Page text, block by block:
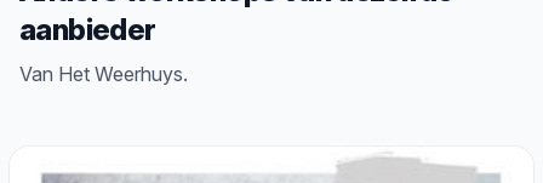
aanbieder
Van Het Weerhuys.